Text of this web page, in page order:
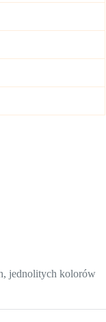
jednolitych kolorów